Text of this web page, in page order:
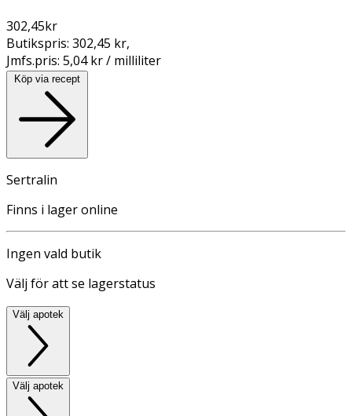
302,45kr
Butikspris: 302,45 kr,
Jmfs.pris: 5,04 kr / milliliter
Köp via recept
Sertralin
Finns i lager online
Ingen vald butik
Välj för att se lagerstatus
Välj apotek
Välj apotek